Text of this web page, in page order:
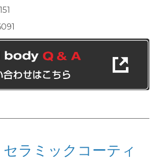
ラミックコーティ